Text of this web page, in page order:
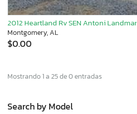
2012 Heartland Rv SEN Antoni
Montgomery, AL
$0.00
Mostrando 1 a 25 de 0 entradas
Search by Model